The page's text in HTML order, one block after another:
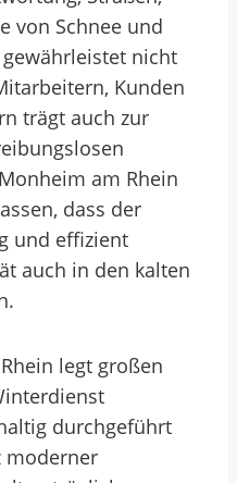
von Schnee und
nicht
Kunden
trägt auch zur
am Rhein
dass der
und effizient
auch in den kalten
legt großen
durchgeführt
moderner